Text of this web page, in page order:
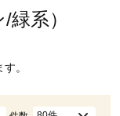
系）
。